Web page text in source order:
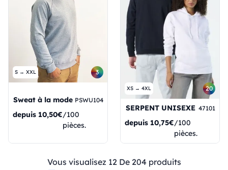
S → XXL 3
Sweat à la mode PSWU104
depuis 10,50€/100
pièces.
XS → 4XL 20
SERPENT UNISEXE 47101
depuis 10,75€/100
pièces.
Vous visualisez 12 De 204 produits